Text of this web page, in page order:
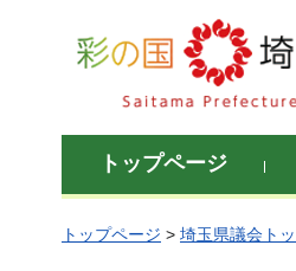
彩の国 埼玉県
トップページ
トップページ > 埼玉県議会ト